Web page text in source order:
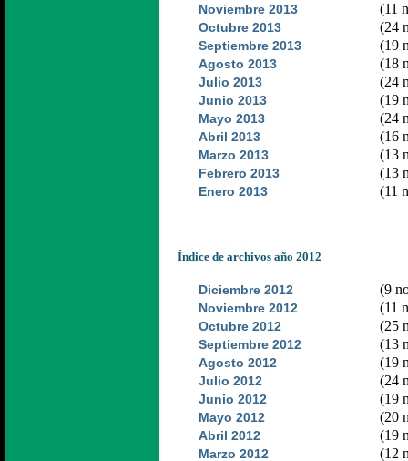
Noviembre 2013 (11
Octubre 2013 (24
Septiembre 2013 (19
Agosto 2013 (18
Julio 2013 (24
Junio 2013 (19
Mayo 2013 (24
Abril 2013 (16
Marzo 2013 (13
Febrero 2013 (13
Enero 2013 (11
Índice de archivos año 2012
Diciembre 2012 (9
Noviembre 2012 (11
Octubre 2012 (25
Septiembre 2012 (13
Agosto 2012 (19
Julio 2012 (24
Junio 2012 (19
Mayo 2012 (20
Abril 2012 (19
Marzo 2012 (12